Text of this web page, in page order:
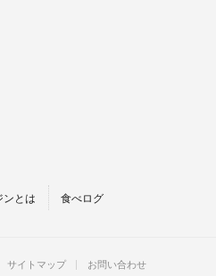
ンとは 食べログ
サイトマップ お問い合わせ